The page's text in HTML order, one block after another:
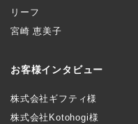
リーフ
宮崎 恵美子
お客様インタビュー
株式会社ギフティ様
株式会社Kotohogi様